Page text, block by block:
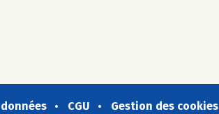
CGU Gestion des cookies